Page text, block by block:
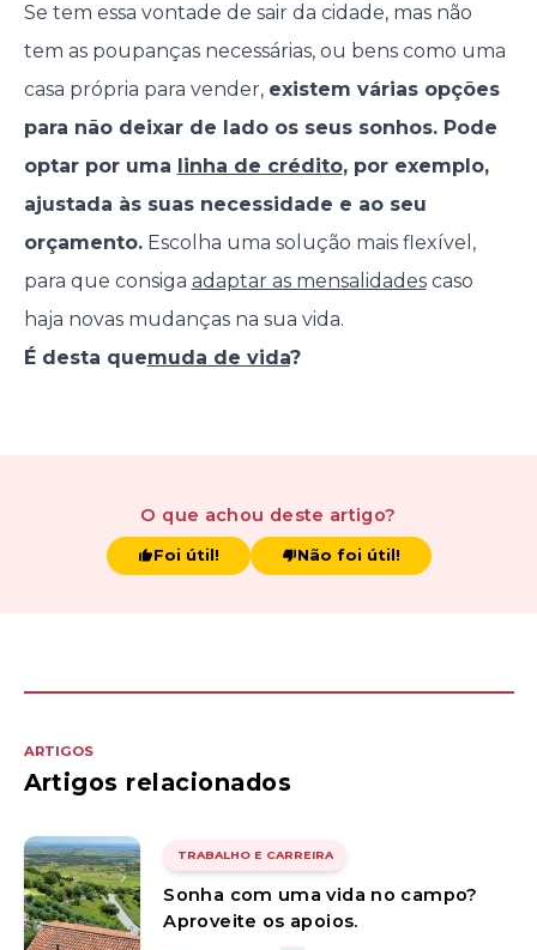
Se tem essa vontade de sair da cidade, mas não
tem as poupanças necessárias, ou bens como uma
casa própria para vender, existem várias opções
para não deixar de lado os seus sonhos. Pode
optar por uma linha de crédito, por exemplo,
ajustada às suas necessidade e ao seu
orçamento.Escolha uma solução mais flexível,
para que consiga adaptar as mensalidadescaso
haja novas mudanças na sua vida.
É desta quemuda de vida?
O que achou deste artigo?
Foi útil! Não foi útil!
ARTIGOS
Artigos relacionados
TRABALHO E CARREIRA
Sonha com uma vida no campo?
Aproveite os apoios.